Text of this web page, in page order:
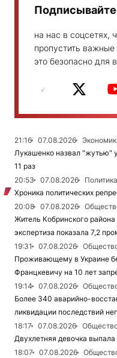
на нас в соцсетях,
пропустить
это безопасно для
21:16 07.08.2026
Лукашенко назвал "жутью"
11 раз
20:53
07.08.2026
Политика
Хроника политических
20:08
07.08.2026
Житель Кобринского
экспертиза показала 7,2
19:31
07.08.2026
Проживающему в Украине
Францкевичу на 10 лет
19:14
07.08.2026
Более 340 аварийно-
ликвидации последствий
18:17
07.08.2026
Двухлетняя девочка
18:07
07.08.2026